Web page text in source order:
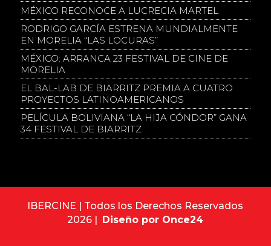
MÉXICO RECONOCE A LUCRECIA MARTEL
RODRIGO GARCÍA ESTRENA MUNDIALMENTE
EN MORELIA “LAS LOCURAS”
MÉXICO: ARRANCA 23 FESTIVAL DE CINE DE
MORELIA
EL BAL-LAB DE BIARRITZ PREMIA A CUATRO
PROYECTOS LATINOAMERICANOS
PELÍCULA BOLIVIANA “LA HIJA CÓNDOR” GANA
34 FESTIVAL DE BIARRITZ
IBERCINE | Todos los Derechos Reservados
2026 | Diseño por Once24